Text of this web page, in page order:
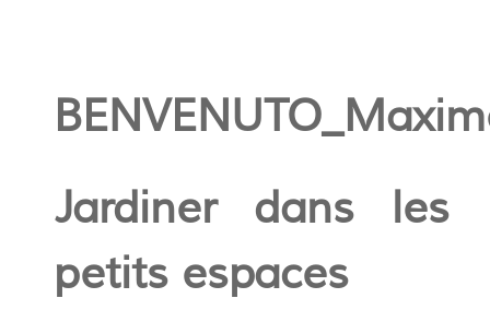
Jardiner dans les
petits espaces